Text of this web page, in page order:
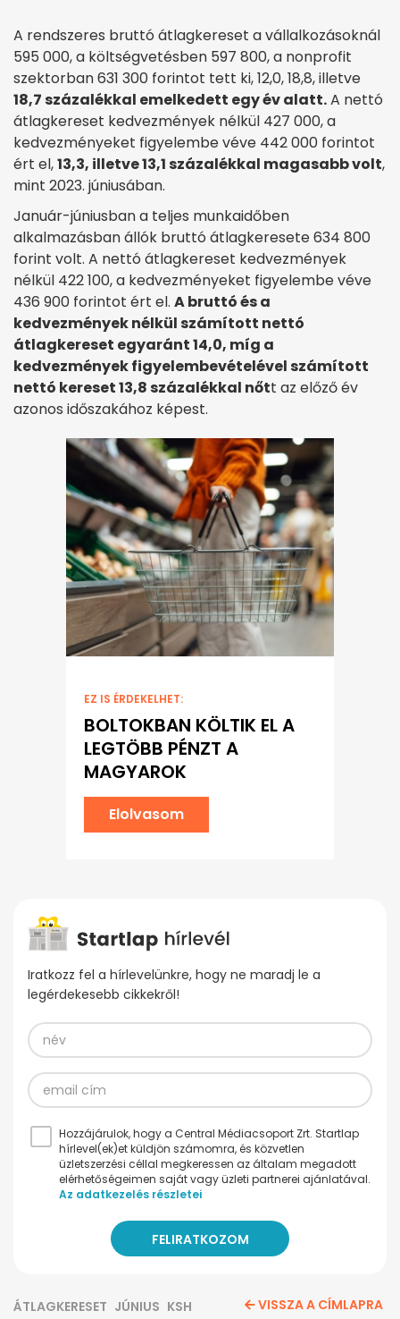
A rendszeres bruttó átlagkereset a vállalkozásoknál
595 000, a költségvetésben 597 800, a nonprofit
szektorban 631 300 forintot tett ki, 12,0, 18,8, illetve
18,7 százalékkal emelkedett egy év alatt.A nettó
átlagkereset kedvezmények nélkül 427 000, a
kedvezményeket figyelembe véve 442 000 forintot
ért el,13,3, illetve 13,1 százalékkal magasabb volt,
mint 2023. júniusában.
Január-júniusban a teljes munkaidőben
alkalmazásban állók bruttó átlagkeresete 634 800
forint volt. A nettó átlagkereset kedvezmények
nélkül 422 100, a kedvezményeket figyelembe véve
436 900 forintot ért el. A bruttó és a
kedvezmények nélkül számított nettó
átlagkereset egyaránt 14,0, míg a
kedvezmények figyelembevételével számított
nettó kereset 13,8 százalékkal nőtt az előző év
azonos időszakához képest.
EZ IS ÉRDEKELHET:
BOLTOKBAN KÖLTIK EL A
LEGTÖBB PÉNZT A
MAGYAROK
Elolvasom
Iratkozz fel a hírlevelünkre, hogy ne maradj le a
legérdekesebb cikkekről!
Hozzájárulok, hogy a Central Médiacsoport Zrt. Startlap
hírlevel(ek)et küldjön számomra, és közvetlen
üzletszerzési céllal megkeressen az általam megadott
elérhetőségeimen saját vagy üzleti partnerei ajánlatával.
Az adatkezelés részletei
ÁTLAGKERESET JÚNIUS KSH VISSZA A CÍMLAPRA